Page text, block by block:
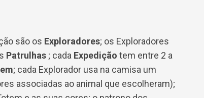
são os Exploradores; os Exploradores
Patrulhas ; cada Expedição tem entre 2 a
; cada Explorador usa na camisa um
associadas ao animal que escolheram);